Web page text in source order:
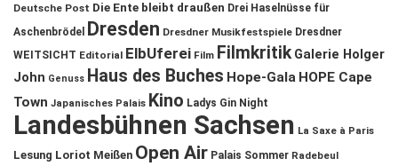
Deutsche Post Die Ente bleibt draußen Drei Haselnüsse für
Aschenbrödel
Dresden Dresdner Musikfestspiele Dresdner
WEITSICHT Editorial ElbUferei Film Filmkritik Galerie Holger
John Genuss Haus des Buches Hope-Gala HOPE Cape
Town Japanisches Palais Kino Ladys Gin Night
Landesbühnen Sachsen La Saxe à Paris
Lesung Loriot Meißen Open Air Palais Sommer Radebeul